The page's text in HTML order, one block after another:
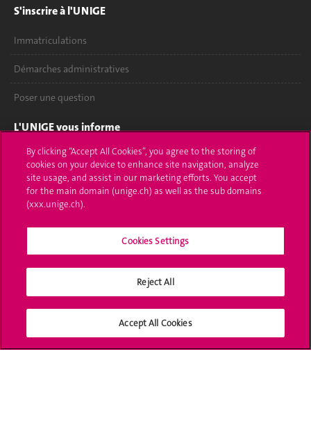
S'inscrire à l'UNIGE
Immatriculations
Démarches administratives
Poser une question
L'UNIGE vous informe
UNIGE Mobile
Médias
Offres d'emploi
Calendrier académique
Médias sociaux UNIGE
By clicking “Accept All Cookies”, you agree to the storing of
cookies on your device to enhance site navigation, analyze
site usage, and assist in our marketing efforts. You accept
for the main domain (unige.ch) as well as the sub domains
(xxx.unige.ch).
Cookies Settings
Reject All
Accept All Cookies